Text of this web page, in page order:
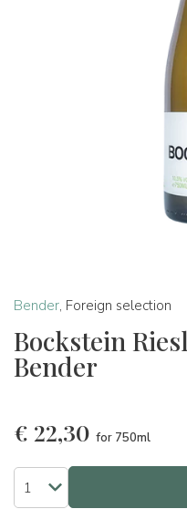
Bender, Foreign selection
Bockstein
Bender
€ 22,30 for 750ml